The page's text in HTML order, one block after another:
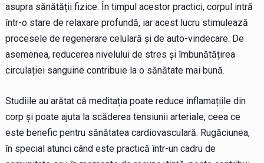
asupra sănătății fizice. În timpul acestor practici, corpul intră
într-o stare de relaxare profundă, iar acest lucru stimulează
procesele de regenerare celulară și de auto-vindecare. De
asemenea, reducerea nivelului de stres și îmbunătățirea
circulației sanguine contribuie la o sănătate mai bună.
Studiile au arătat că meditația poate reduce inflamațiile din
corp și poate ajuta la scăderea tensiunii arteriale, ceea ce
este benefic pentru sănătatea cardiovasculară. Rugăciunea,
în special atunci când este practică într-un cadru de